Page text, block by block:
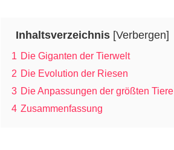
Inhaltsverzeichnis[Verbergen]
1 Die Giganten der Tierwelt
2 Die Evolution der Riesen
3 Die Anpassungen der größten Tiere
4 Zusammenfassung